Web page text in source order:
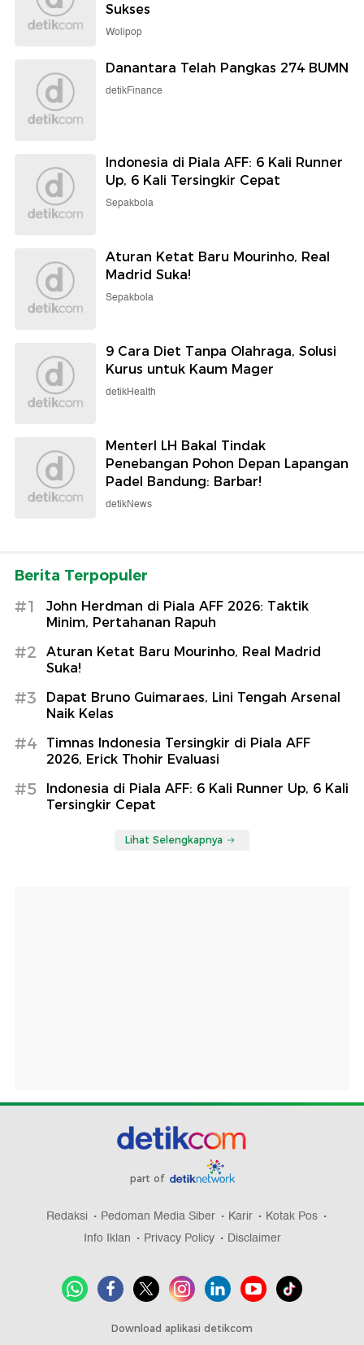
Sukses
Wolipop
Danantara Telah Pangkas 274 BUMN
detikFinance
Indonesia di Piala AFF: 6 Kali Runner
Up, 6 Kali Tersingkir Cepat
Sepakbola
Aturan Ketat Baru Mourinho, Real
Madrid Suka!
Sepakbola
9 Cara Diet Tanpa Olahraga, Solusi
Kurus untuk Kaum Mager
detikHealth
MenterI LH Bakal Tindak
Penebangan Pohon Depan Lapangan
Padel Bandung: Barbar!
detikNews
Berita Terpopuler
#1
John Herdman di Piala AFF 2026: Taktik
Minim, Pertahanan Rapuh
#2
Aturan Ketat Baru Mourinho, Real Madrid
Suka!
#3
Dapat Bruno Guimaraes, Lini Tengah Arsenal
Naik Kelas
#4
Timnas Indonesia Tersingkir di Piala AFF
2026, Erick Thohir Evaluasi
#5
Indonesia di Piala AFF: 6 Kali Runner Up, 6 Kali
Tersingkir Cepat
Lihat Selengkapnya
part of
Redaksi Pedoman Media Siber Karir
Kotak Pos
Info Iklan
Privacy Policy Disclaimer
Download aplikasi detikcom